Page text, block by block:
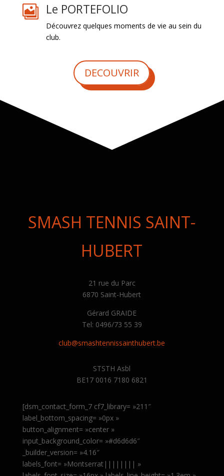
 Le PORTEFOLIO
Découvrez quelques moments de vie au sein du
club.
DECOUVRIR
SMASH TENNIS SAINT-
HUBERT
21 rue du Parc
6870 Saint-Hubert
Gérard GRAIDE
Tel: 0496/73 55 39
club@smashtennissainthubert.be
STSTH Asbl
BE17 0016 7180 6821
[dsm_contact_form_7 cf7_library= »211″
label_bottom_spacing= »0px »
button_alignment= »center »
input_background_color= »#d6d6d6″
_builder_version= »4.16″
labels_font= »Montserrat|||||||| »